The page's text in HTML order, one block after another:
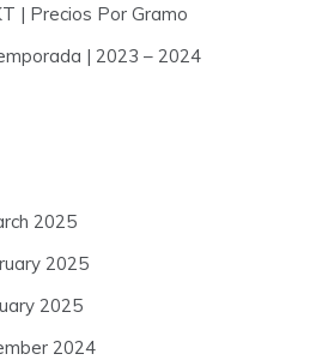
| Precios Por Gramo
| 2023 – 2024
2025
2025
2025
2024